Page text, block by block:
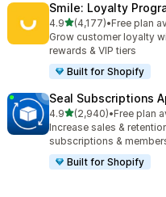
Smile: Loyalty
4.9별 5개 중
(4,177)
총 리뷰 4177개
•Free plan
Grow customer loyalty
rewards & VIP tiers
Built for Shopify
Seal Subscriptions
4.9별 5개 중
(2,940)
총 리뷰 2940개
•Free plan
Increase sales &
subscriptions &
Built for Shopify